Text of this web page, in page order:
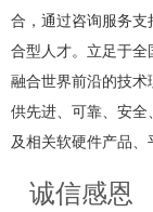
合，通过咨询服务支
合型人才。立足于全
融合世界前沿的技
供先进、可靠、安全
及相关软硬件产品、
诚信感恩